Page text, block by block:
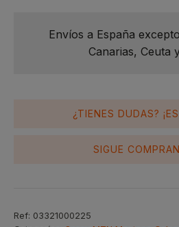
Envíos a España
Canarias, Ceuta
¿TIENES DUDAS?
SIGUE
Ref: 03321000225